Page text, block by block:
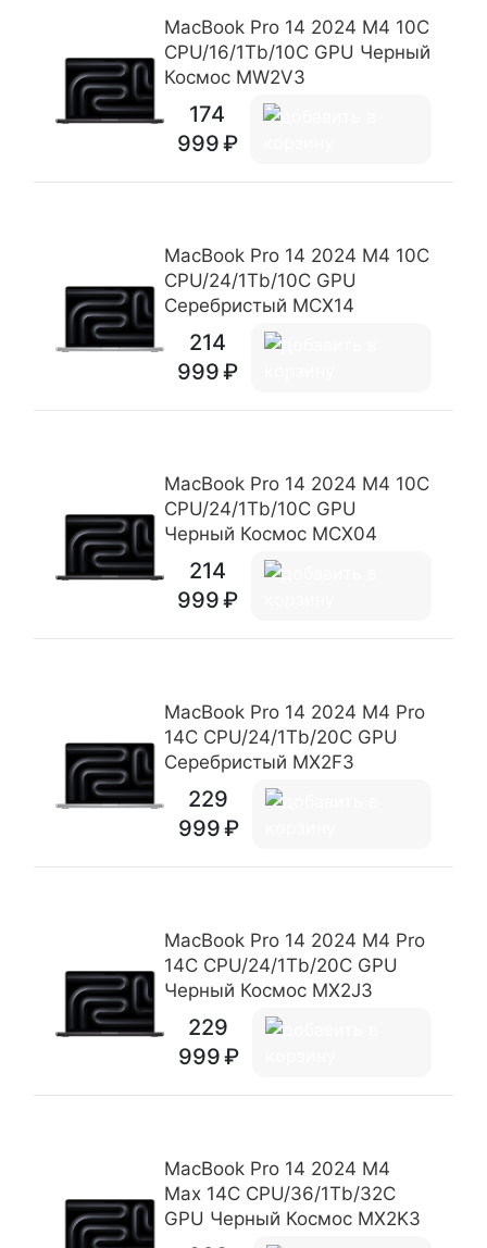
MacBook Pro 14 2024 M4 10C
CPU/16/1Tb/10C GPU Черный
Космос MW2V3
174
999
MacBook Pro 14 2024 M4 10C
CPU/24/1Tb/10C GPU
Серебристый MCX14
214
999
MacBook Pro 14 2024 M4 10C
CPU/24/1Tb/10C GPU
Черный Космос MCX04
214
999
MacBook Pro 14 2024 M4 Pro
14C CPU/24/1Tb/20C GPU
Серебристый MX2F3
229
999
MacBook Pro 14 2024 M4 Pro
14C CPU/24/1Tb/20C GPU
Черный Космос MX2J3
229
999
MacBook Pro 14 2024 M4
Max 14C CPU/36/1Tb/32C
GPU Черный Космос MX2K3